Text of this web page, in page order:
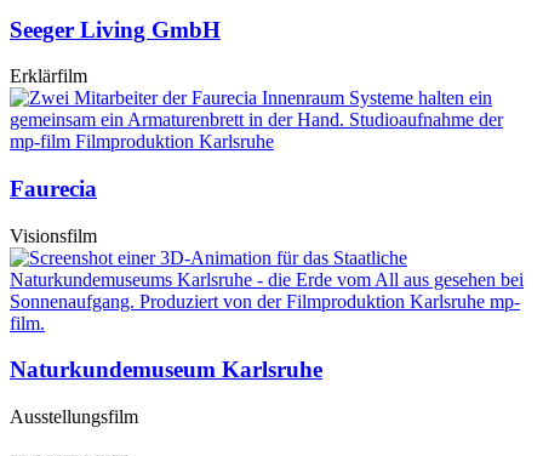
Seeger Living GmbH
Erklärfilm
Faurecia
Visionsfilm
Naturkundemuseum Karlsruhe
Ausstellungsfilm